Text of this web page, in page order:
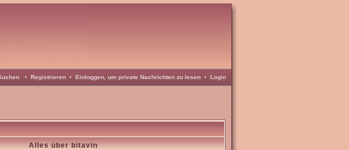
• Registrieren • Einloggen, um private Nachrichten zu lesen • Login
Alles über bitavin